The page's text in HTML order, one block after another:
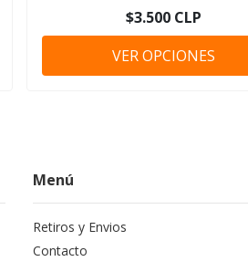
$3.500 CLP
VER OPCIONES
Menú
Retiros y Envios
Contacto